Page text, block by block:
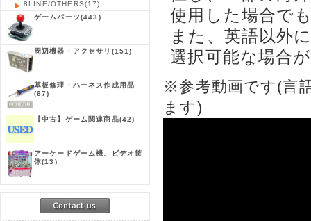
8LINE/OTHERS(17)
ゲームパーツ(443)
周辺機器・アクセサリ (151)
基板修理・ハーネス作成用品
(87)
【中古】ゲーム関連商品(42)
アーケードゲーム機、ビデオ筐
体(13)
使用した場合で
また、英語以外
選択可能な場合
※参考動画です(言
ます)